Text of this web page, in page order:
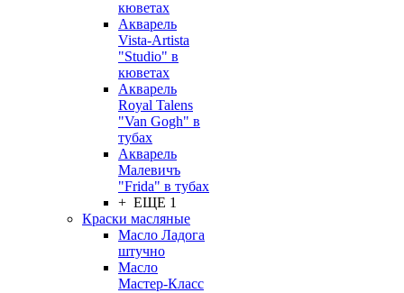
кюветах
Акварель
Vista-Artista
"Studio" в
кюветах
Акварель
Royal Talens
"Van Gogh" в
тубах
Акварель
Малевичъ
"Frida" в тубах
+ ЕЩЕ 1
Краски масляные
Масло Ладога
штучно
Масло
Мастер-Класс